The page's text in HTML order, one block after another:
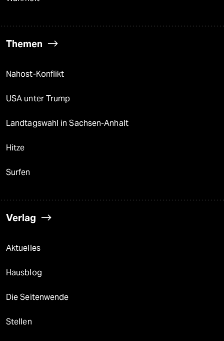
Themen
Nahost-Konflikt
USA unter Trump
Landtagswahl in Sachsen-Anhalt
Hitze
Surfen
Verlag
Aktuelles
Hausblog
Die Seitenwende
Stellen